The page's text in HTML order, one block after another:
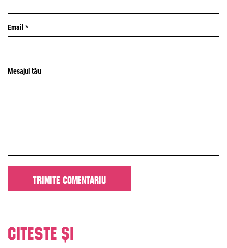
Email *
Mesajul tău
Citeste și